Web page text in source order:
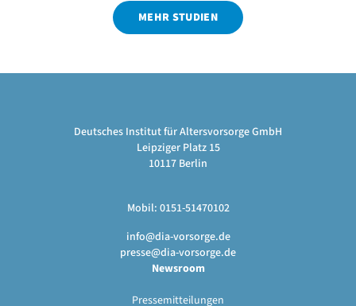
MEHR STUDIEN
Deutsches Institut für Altersvorsorge GmbH
Leipziger Platz 15
10117 Berlin
Mobil: 0151-51470102
info@dia-vorsorge.de
presse@dia-vorsorge.de
Newsroom
Pressemitteilungen